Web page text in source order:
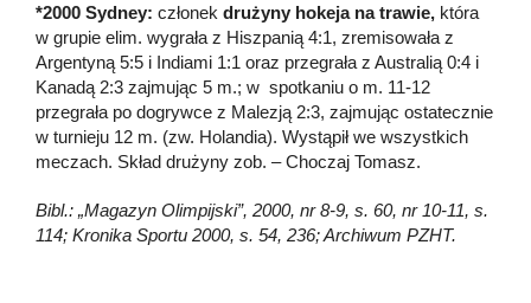
*2000 Sydney: członek drużyny hokeja na trawie, która
w grupie elim. wygrała z Hiszpanią 4:1, zremisowała z
Argentyną 5:5 i Indiami 1:1 oraz przegrała z Australią 0:4 i
Kanadą 2:3 zajmując 5 m.; w spotkaniu o m. 11-12
przegrała po dogrywce z Malezją 2:3, zajmując ostatecznie
w turnieju 12 m. (zw. Holandia). Wystąpił we wszystkich
meczach. Skład drużyny zob. – Choczaj Tomasz.
Bibl.: „Magazyn Olimpijski”, 2000, nr 8-9, s. 60, nr 10-11, s.
114; Kronika Sportu 2000, s. 54, 236; Archiwum PZHT.